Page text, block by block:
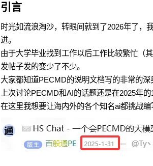
引言
时光如流浪淘沙，转眼间就到了2026年了，
进。
由于大学毕业找到工作以后工作比较繁忙（
发帖子发的变少了不少。
大家都知道PECMD的说明文档写的非常的
上次讨论PECMD和AI的话题还是在2025年
在这里我想要让海内外的各个知名ai都挑战